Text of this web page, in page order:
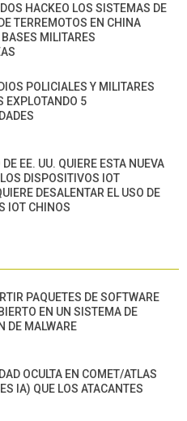
HACKEO LOS SISTEMAS DE
TERREMOTOS EN CHINA
MILITARES
POLICIALES Y MILITARES
EXPLOTANDO 5
EE. UU. QUIERE ESTA NUEVA
DISPOSITIVOS IOT
DESALENTAR EL USO DE
IOT CHINOS
PAQUETES DE SOFTWARE
EN UN SISTEMA DE
DE MALWARE
OCULTA EN COMET/ATLAS
IA) QUE LOS ATACANTES